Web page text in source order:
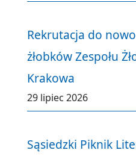
Rekrutacja do
żłobków Zespołu
Krakowa
29 lipiec 2026
Sąsiedzki Piknik